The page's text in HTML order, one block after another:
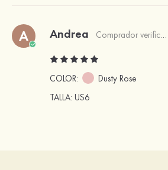
A Andrea Comprador verificado
COLOR:
Dusty Rose
TALLA: US6